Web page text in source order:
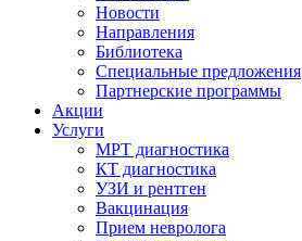
Новости
Направления
Библиотека
Специальные предложения
Партнерские программы
Акции
Услуги
МРТ диагностика
КТ диагностика
УЗИ и рентген
Вакцинация
Прием невролога